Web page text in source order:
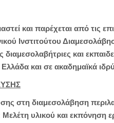
και παρέχεται από τις
Ινστιτούτου
διαμεσολαβήτριες και
Ελλάδα και σε ακαδημαϊκά
στη διαμεσολάβηση
υλικού και